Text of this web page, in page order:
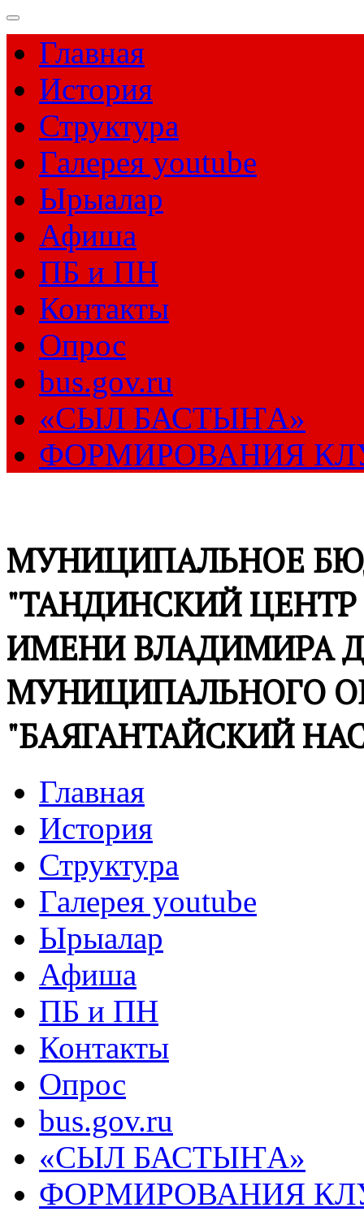
Главная
История
Структура
Галерея youtube
Ырыалар
Афиша
ПБ и ПН
Контакты
Опрос
bus.gov.ru
«СЫЛ БАСТЫҤА»
ФОРМИРОВАНИЯ
МУНИЦИПАЛЬНОЕ
"ТАНДИНСКИЙ
ИМЕНИ ВЛАДИМИРА
МУНИЦИПАЛЬНОГО
"БАЯГАНТАЙСКИЙ
Главная
История
Структура
Галерея youtube
Ырыалар
Афиша
ПБ и ПН
Контакты
Опрос
bus.gov.ru
«СЫЛ БАСТЫҤА»
ФОРМИРОВАНИЯ